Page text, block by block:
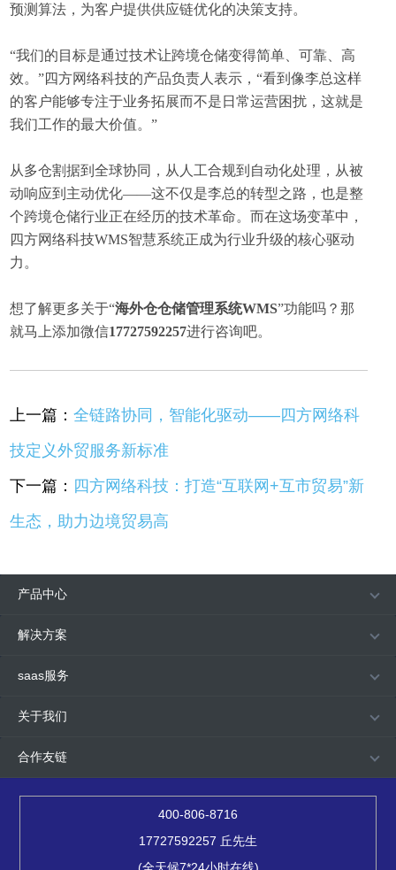
预测算法，为客户提供供应链优化的决策支持。
“我们的目标是通过技术让跨境仓储变得简单、可靠、高
效。”四方网络科技的产品负责人表示，“看到像李总这样
的客户能够专注于业务拓展而不是日常运营困扰，这就是
我们工作的最大价值。”
从多仓割据到全球协同，从人工合规到自动化处理，从被
动响应到主动优化——这不仅是李总的转型之路，也是整
个跨境仓储行业正在经历的技术革命。而在这场变革中，
四方网络科技WMS智慧系统正成为行业升级的核心驱动
力。
想了解更多关于“海外仓仓储管理系统WMS”功能吗？那
就马上添加微信17727592257进行咨询吧。
上一篇：全链路协同，智能化驱动——四方网络科
技定义外贸服务新标准
下一篇： 四方网络科技：打造“互联网+互市贸易”新
生态，助力边境贸易高
产品中心
解决方案
saas服务
关于我们
合作友链
400-806-8716
17727592257 丘先生